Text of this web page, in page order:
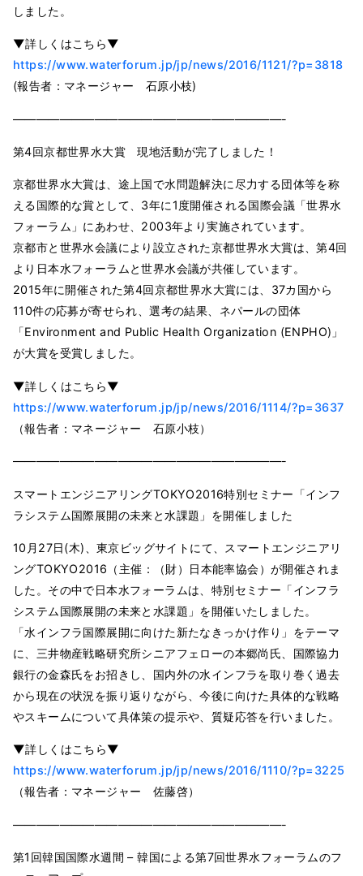
しました。
▼詳しくはこちら▼
https://www.waterforum.jp/jp/news/2016/1121/?p=3818
(報告者：マネージャー 石原小枝)
———————————————————————-
第4回京都世界水大賞 現地活動が完了しました！
京都世界水大賞は、途上国で水問題解決に尽力する団体等を称
える国際的な賞として、3年に1度開催される国際会議「世界水
フォーラム」にあわせ、2003年より実施されています。
京都市と世界水会議により設立された京都世界水大賞は、第4回
より日本水フォーラムと世界水会議が共催しています。
2015年に開催された第4回京都世界水大賞には、37カ国から
110件の応募が寄せられ、選考の結果、ネパールの団体
「Environment and Public Health Organization (ENPHO)」
が大賞を受賞しました。
▼詳しくはこちら▼
https://www.waterforum.jp/jp/news/2016/1114/?p=3637
（報告者：マネージャー 石原小枝）
———————————————————————-
スマートエンジニアリングTOKYO2016特別セミナー「インフ
ラシステム国際展開の未来と水課題」を開催しました
10月27日(木)、東京ビッグサイトにて、スマートエンジニアリ
ングTOKYO2016（主催：（財）日本能率協会）が開催されま
した。その中で日本水フォーラムは、特別セミナー「インフラ
システム国際展開の未来と水課題」を開催いたしました。
「水インフラ国際展開に向けた新たなきっかけ作り」をテーマ
に、三井物産戦略研究所シニアフェローの本郷尚氏、国際協力
銀行の金森氏をお招きし、国内外の水インフラを取り巻く過去
から現在の状況を振り返りながら、今後に向けた具体的な戦略
やスキームについて具体策の提示や、質疑応答を行いました。
▼詳しくはこちら▼
https://www.waterforum.jp/jp/news/2016/1110/?p=3225
（報告者：マネージャー 佐藤啓）
———————————————————————-
第1回韓国国際水週間 – 韓国による第7回世界水フォーラムのフ